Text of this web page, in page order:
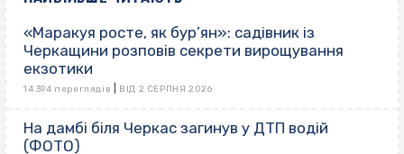
«Маракуя росте, як бур’ян»: садівник із
Черкащини розповів секрети вирощування
екзотики
14 394 переглядів ВІД 2 СЕРПНЯ 2026
На дамбі біля Черкас загинув у ДТП водій
(ФОТО)